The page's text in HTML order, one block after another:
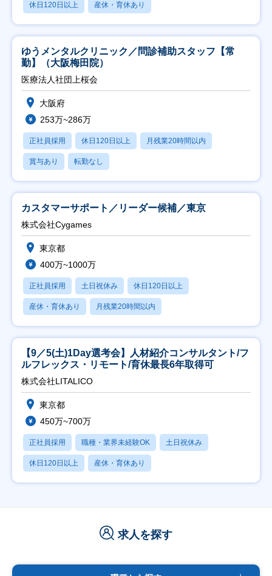
休日120日以上 産休・育休あり
ゆうメンタルクリニック／問診補助スタッフ【常
勤】（大阪梅田院）
医療法人社団上桜会
大阪府
253万~286万
正社員採用 休日120日以上 月残業20時間以内
賞与あり 転勤なし
カスタマーサポート／リーダー候補／東京
株式会社Cygames
東京都
400万~1000万
正社員採用 土日祝休み 休日120日以上
産休・育休あり 月残業20時間以内
【9／5(土)1Day選考会】人材紹介コンサルタント/フ
ルフレックス・リモート/育休最長6年取得可
株式会社LITALICO
東京都
450万~700万
正社員採用 職種・業界未経験OK 土日祝休み
休日120日以上 産休・育休あり
求人を探す